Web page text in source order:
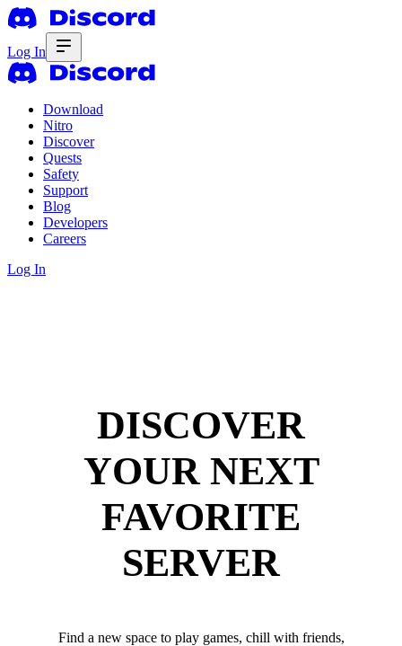
Log In
Download
Nitro
Discover
Quests
Safety
Support
Blog
Developers
Careers
Log In
DISCOVER
YOUR NEXT
FAVORITE
SERVER
Find a new space to play games, chill with friends,